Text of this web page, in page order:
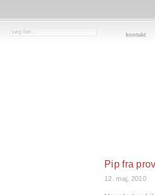
kontakt
Pip fra
12. maj, 2010